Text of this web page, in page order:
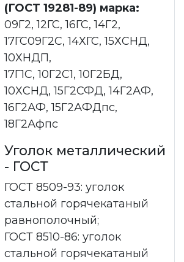
(ГОСТ 19281-89) марка:
09Г2, 12ГС, 16ГС, 14Г2,
17ГС09Г2С, 14ХГС, 15ХСНД,
10ХНДП,
17Г1С, 10Г2С1, 10Г2БД,
10ХСНД, 15Г2СФД, 14Г2АФ,
16Г2АФ, 15Г2АФДпс,
18Г2Афпс
Уголок металлический
- ГОСТ
ГОСТ 8509-93: уголок
стальной горячекатаный
равнополочный;
ГОСТ 8510-86: уголок
стальной горячекатаный